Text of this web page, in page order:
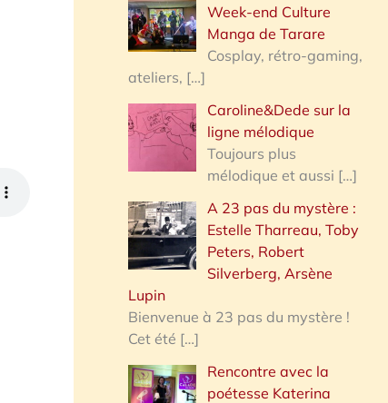
:
Week-end Culture
Manga de Tarare
Cosplay, rétro-gaming,
ateliers, […]
Caroline&Dede sur la
ligne mélodique
Toujours plus
mélodique et aussi […]
A 23 pas du mystère :
Estelle Tharreau, Toby
Peters, Robert
Silverberg, Arsène
Lupin
Bienvenue à 23 pas du mystère !
Cet été […]
Rencontre avec la
poétesse Katerina